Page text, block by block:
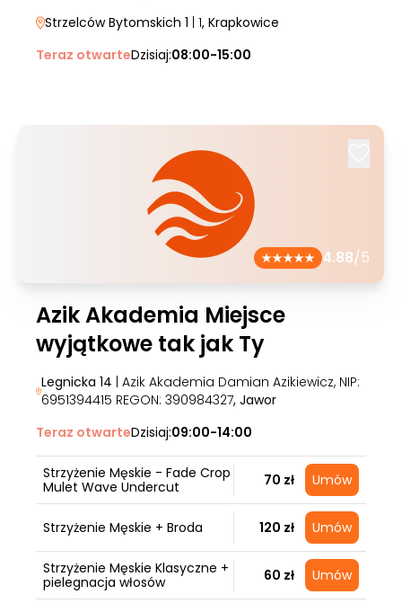
Strzelców Bytomskich 1 | 1, Krapkowice
Teraz otwarteDzisiaj:08:00-15:00
4.88/5
Azik Akademia Miejsce
wyjątkowe tak jak Ty
Legnicka 14 | Azik Akademia Damian Azikiewicz, NIP:
6951394415 REGON: 390984327, Jawor
Teraz otwarteDzisiaj:09:00-14:00
Strzyżenie Męskie - Fade Crop
Mulet Wave Undercut
70 zł Umów
Strzyżenie Męskie + Broda 120 zł Umów
Strzyżenie Męskie Klasyczne +
pielegnacja włosów
60 zł Umów